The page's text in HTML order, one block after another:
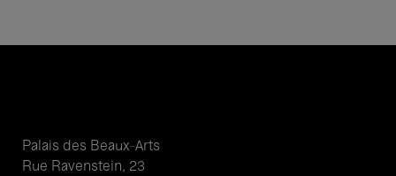
Palais des Beaux-Arts
Rue Ravenstein, 23